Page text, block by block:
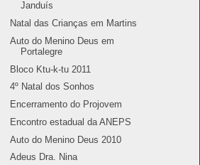
Janduís
Natal das Crianças em Martins
Auto do Menino Deus em
Portalegre
Bloco Ktu-k-tu 2011
4º Natal dos Sonhos
Encerramento do Projovem
Encontro estadual da ANEPS
Auto do Menino Deus 2010
Adeus Dra. Nina